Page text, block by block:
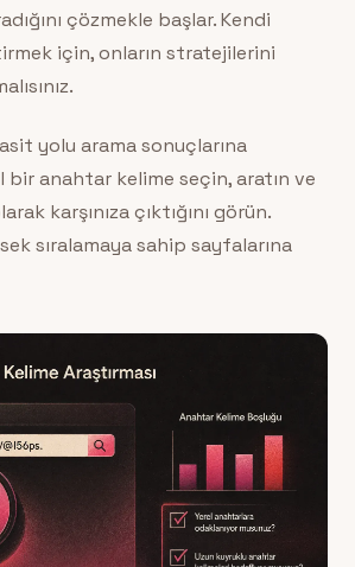
çözmekle başlar. Kendi
için, onların stratejilerini
yolu arama sonuçlarına
bir anahtar kelime seçin, aratın ve
karşınıza çıktığını görün.
sıralamaya sahip sayfalarına